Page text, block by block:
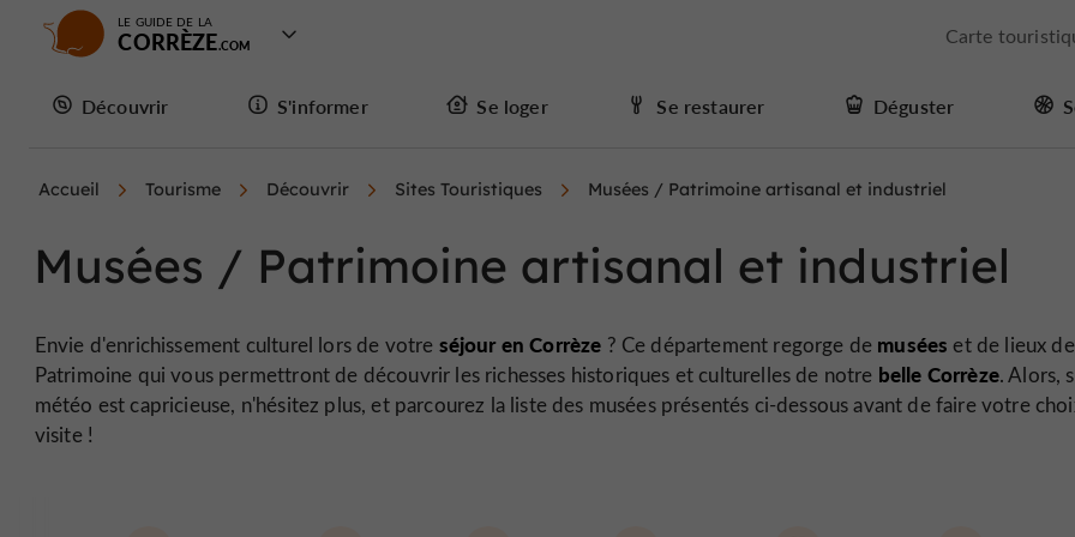
LE GUIDE DE LA
CORRÈZE Carte
Découvrir S'informer Se loger Se restaurer Déguster
Accueil Tourisme Découvrir Sites Touristiques Musées / Patrimoine artisanal et industriel
Musées / Patrimoine artisanal et industriel
Envie d'enrichissement culturel lors de votre séjour en Corrèze ? Ce département regorge de musées et de lieux de
Patrimoine qui vous permettront de découvrir les richesses historiques et culturelles de notre belle Corrèze. Alors,
météo est capricieuse, n'hésitez plus, et parcourez la liste des musées présentés ci-dessous avant de faire votre
visite !